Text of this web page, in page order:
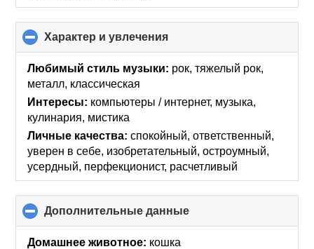
Характер и увлечения
to
collapse
Любимый стиль музыки: рок, тяжелый рок,
металл, классическая
Интересы: компьютеры / интернет, музыка,
кулинария, мистика
Личные качества: спокойный, ответственный,
уверен в себе, изобретательный, остроумный,
усердный, перфекционист, расчетливый
Дополнительные данные
to
Домашнее животное: кошка